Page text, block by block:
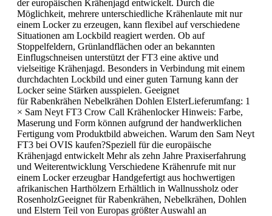
der europäischen Krähenjagd entwickelt. Durch die
Möglichkeit, mehrere unterschiedliche Krähenlaute mit nur
einem Locker zu erzeugen, kann flexibel auf verschiedene
Situationen am Lockbild reagiert werden. Ob auf
Stoppelfeldern, Grünlandflächen oder an bekannten
Einflugschneisen unterstützt der FT3 eine aktive und
vielseitige Krähenjagd. Besonders in Verbindung mit einem
durchdachten Lockbild und einer guten Tarnung kann der
Locker seine Stärken ausspielen. Geeignet
für Rabenkrähen Nebelkrähen Dohlen ElsterLieferumfang: 1
× Sam Neyt FT3 Crow Call Krähenlocker Hinweis: Farbe,
Maserung und Form können aufgrund der handwerklichen
Fertigung vom Produktbild abweichen. Warum den Sam Neyt
FT3 bei OVIS kaufen?Speziell für die europäische
Krähenjagd entwickelt Mehr als zehn Jahre Praxiserfahrung
und Weiterentwicklung Verschiedene Krähenrufe mit nur
einem Locker erzeugbar Handgefertigt aus hochwertigen
afrikanischen Harthölzern Erhältlich in Wallnussholz oder
RosenholzGeeignet für Rabenkrähen, Nebelkrähen, Dohlen
und Elstern Teil von Europas größter Auswahl an